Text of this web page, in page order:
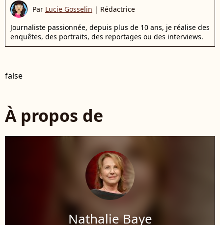
Par Lucie Gosselin | Rédactrice
Journaliste passionnée, depuis plus de 10 ans, je réalise des
enquêtes, des portraits, des reportages ou des interviews.
false
À propos de
Nathalie Baye